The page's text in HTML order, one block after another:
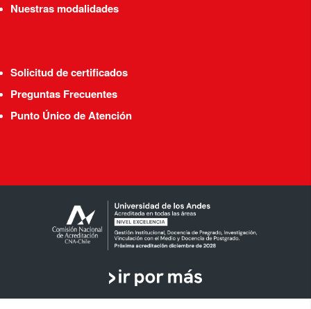
Nuestras modalidades
Solicitud de certificados
Preguntas Frecuentes
Punto Único de Atención